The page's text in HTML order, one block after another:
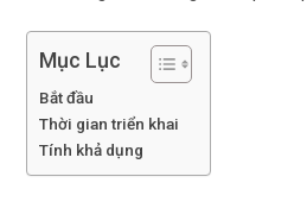
Mục Lục
Bắt đầu
Thời gian triển khai
Tính khả dụng